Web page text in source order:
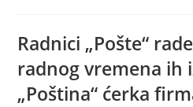
Radnici „Pošte“
radnog vremena ih
„Poština“ ćerka